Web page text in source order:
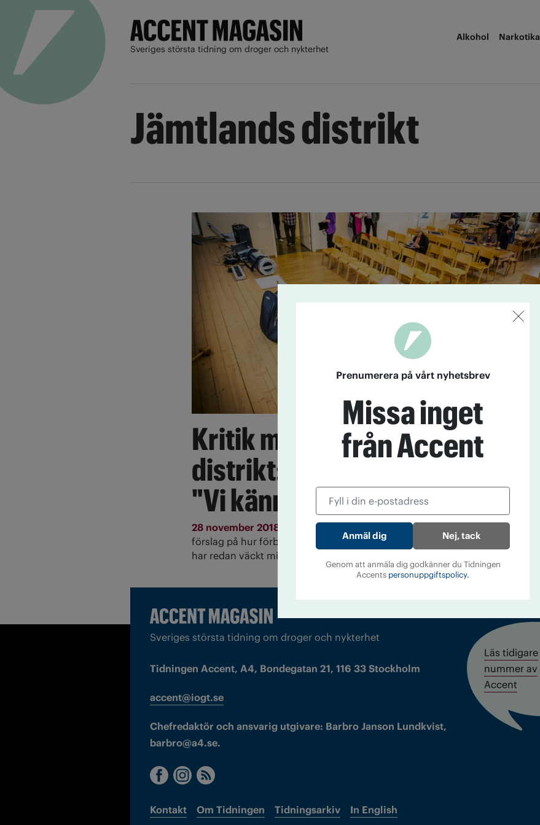
Sveriges största tidning om droger och nykterhet
Alkohol Narkotika
Jämtlands distrikt
Kritik mot förslag på 7
distrikt:
"Vi känner oss överkörda"
28 november 2018
IOGT-NTO:s förbundsstyrelse har nu lagt fram ett
förslag på hur förbundets distrikt ska delas upp i framtiden. Förslaget
har redan väckt missnöje.
Sveriges största tidning om droger och nykterhet
Tidningen Accent, A4, Bondegatan 21, 116 33 Stockholm
accent@iogt.se
Chefredaktör och ansvarig utgivare: Barbro Janson Lundkvist,
barbro@a4.se.
Kontakt Om Tidningen Tidningsarkiv In English
Läs tidigare
nummer av
Accent
Prenumerera på vårt nyhetsbrev
Missa inget
från Accent
Nej, tack
Genom att anmäla dig godkänner du Tidningen
Accents personuppgiftspolicy.